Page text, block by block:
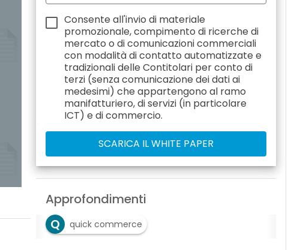
Consente all'invio di materiale
promozionale, compimento di ricerche di
mercato o di comunicazioni commerciali
con modalità di contatto automatizzate e
tradizionali delle Contitolari per conto di
terzi (senza comunicazione dei dati ai
medesimi) che appartengono al ramo
manifatturiero, di servizi (in particolare
ICT) e di commercio.
Approfondimenti
Q
quick commerce